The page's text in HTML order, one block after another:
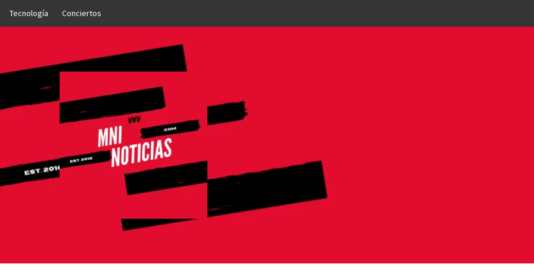
Tecnología Conciertos